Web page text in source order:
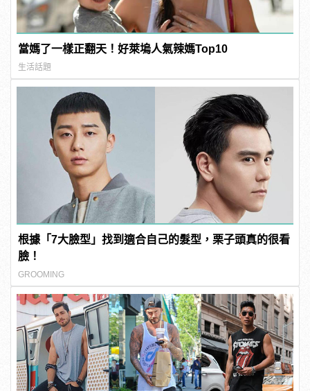
當媽了一樣正翻天！好萊塢人氣辣媽Top10
生活話題
根據「7大臉型」找到適合自己的髮型，栗子頭真的很看
臉！
GROOMING